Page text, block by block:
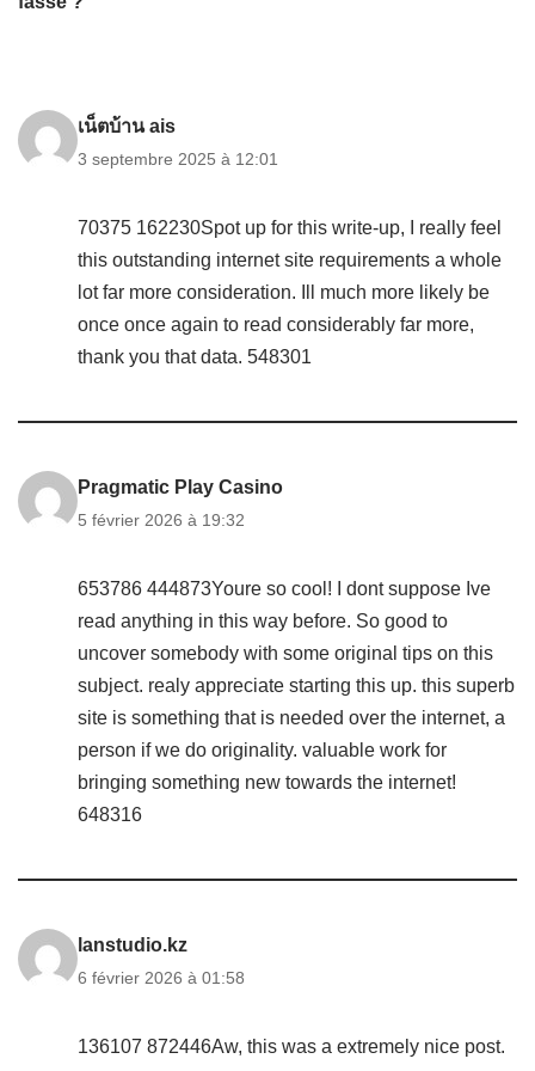
เน็ตบ้าน ais
3 septembre 2025 à 12:01
70375 162230Spot up for this write-up, I really feel
this outstanding internet site requirements a whole
lot far more consideration. Ill much more likely be
once once again to read considerably far more,
thank you that data. 548301
Pragmatic Play Casino
5 février 2026 à 19:32
653786 444873Youre so cool! I dont suppose Ive
read anything in this way before. So good to
uncover somebody with some original tips on this
subject. realy appreciate starting this up. this superb
site is something that is needed over the internet, a
person if we do originality. valuable work for
bringing something new towards the internet!
648316
lanstudio.kz
6 février 2026 à 01:58
136107 872446Aw, this was a extremely nice post.